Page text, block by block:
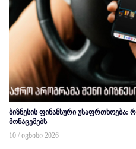
ბიზნესის ფინანსური უსაფრთხოება:
მონაცემებს
10 / ივნისი 2026